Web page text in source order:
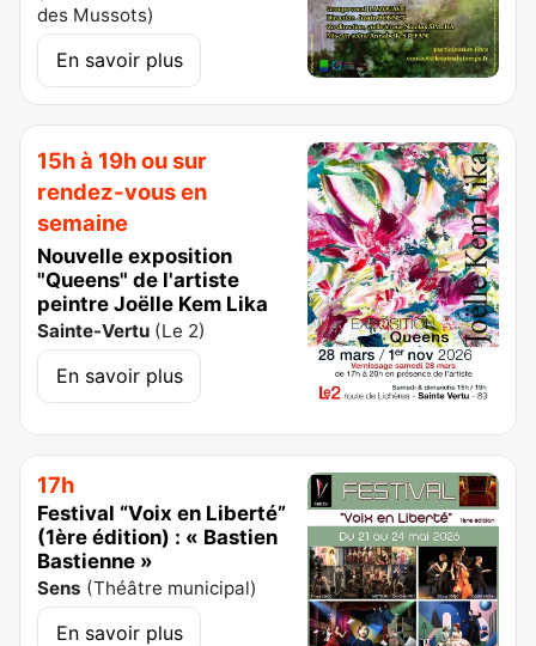
des Mussots)
En savoir plus
15h à 19h ou sur
rendez-vous en
semaine
Nouvelle exposition
"Queens" de l'artiste
peintre Joëlle Kem Lika
Sainte-Vertu (Le 2)
En savoir plus
17h
Festival “Voix en Liberté”
(1ère édition) : « Bastien
Bastienne »
Sens (Théâtre municipal)
En savoir plus